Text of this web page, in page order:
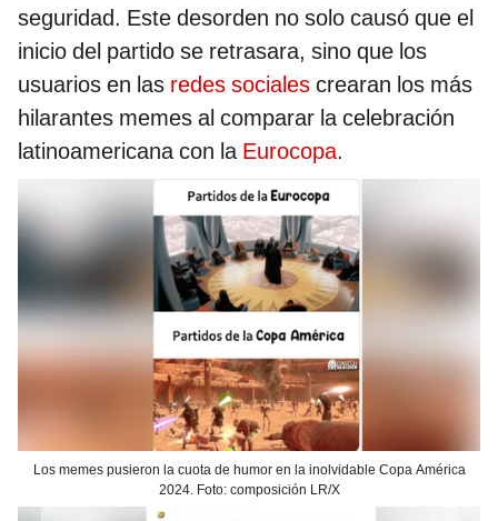
seguridad. Este desorden no solo causó que el
inicio del partido se retrasara, sino que los
usuarios en las redes sociales crearan los más
hilarantes memes al comparar la celebración
latinoamericana con la Eurocopa.
Los memes pusieron la cuota de humor en la inolvidable Copa América
2024. Foto: composición LR/X